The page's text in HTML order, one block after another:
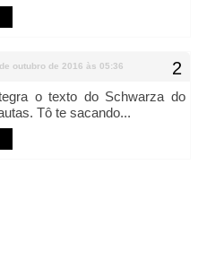
outubro de 2016 às 05:36
o texto do Schwarza do
Tô te sacando...